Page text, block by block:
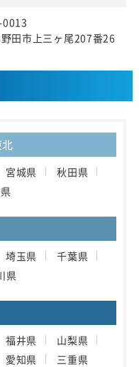
0013
田市上三ヶ尾207番26
宮城県
秋田県
埼玉県
千葉県
県
福井県
山梨県
愛知県 三重県